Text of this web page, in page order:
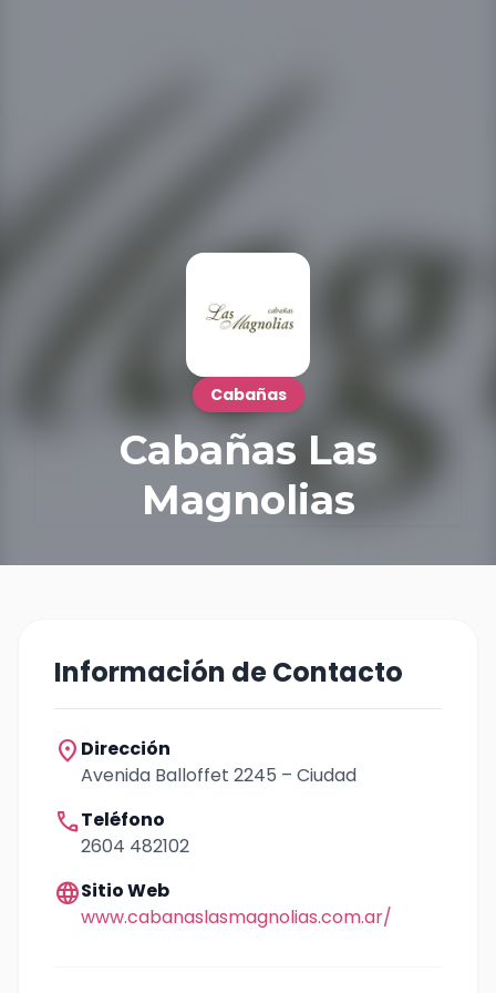
Cabañas
Cabañas Las
Magnolias
Información de Contacto
location_on Dirección
Avenida Balloffet 2245 – Ciudad
callTeléfono
2604 482102
languageSitio Web
www.cabanaslasmagnolias.com.ar/